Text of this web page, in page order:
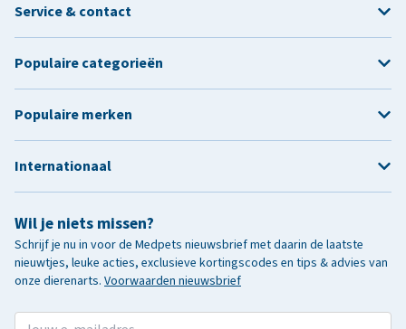
Wil je niets missen?
Schrijf je nu in voor de Medpets nieuwsbrief met daarin de laatste
nieuwtjes, leuke acties, exclusieve kortingscodes en tips & advies van
onze dierenarts. Voorwaarden nieuwsbrief
Service & contact
Populaire categorieën
Populaire merken
Internationaal